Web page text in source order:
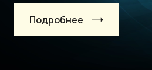
Подробнее